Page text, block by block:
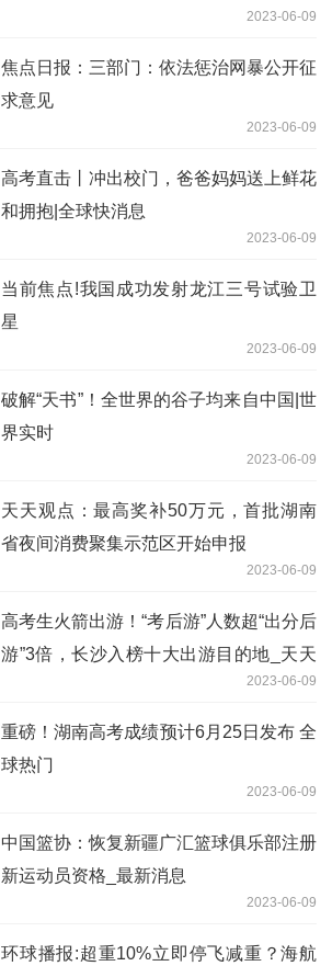
2023-06-09
焦点日报：三部门：依法惩治网暴公开征
求意见
2023-06-09
高考直击丨冲出校门，爸爸妈妈送上鲜花
和拥抱|全球快消息
2023-06-09
当前焦点!我国成功发射龙江三号试验卫
星
2023-06-09
破解“天书”！全世界的谷子均来自中国|世
界实时
2023-06-09
天天观点：最高奖补50万元，首批湖南
省夜间消费聚集示范区开始申报
2023-06-09
高考生火箭出游！“考后游”人数超“出分后
游”3倍，长沙入榜十大出游目的地_天天
2023-06-09
重磅！湖南高考成绩预计6月25日发布 全
球热门
2023-06-09
中国篮协：恢复新疆广汇篮球俱乐部注册
新运动员资格_最新消息
2023-06-09
环球播报:超重10%立即停飞减重？海航